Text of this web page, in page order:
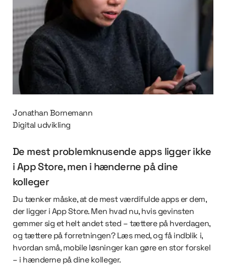
Jonathan Bornemann
Digital udvikling
De mest problemknusende apps ligger ikke
i App Store, men i hænderne på dine
kolleger
Du tænker måske, at de mest værdifulde apps er dem,
der ligger i App Store. Men hvad nu, hvis gevinsten
gemmer sig et helt andet sted – tættere på hverdagen,
og tættere på forretningen? Læs med, og få indblik i,
hvordan små, mobile løsninger kan gøre en stor forskel
– i hænderne på dine kolleger.